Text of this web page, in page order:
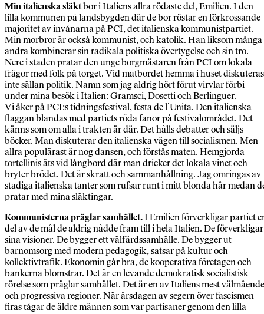
Min italienska släktbor i Italiens allra rödaste del, Emilien. I den
lilla kommunen på landsbygden där de bor röstar en förkrossande
majoritet av invånarna på PCI, det italienska kommunistpartiet.
Min morbror är också kommunist, och katolik. Han liksom många
andra kombinerar sin radikala politiska övertygelse och sin tro.
Nere i staden pratar den unge borgmästaren från PCI om lokala
frågor med folk på torget. Vid matbordet hemma i huset diskuteras
inte sällan politik. Namn som jag aldrig hört förut virvlar förbi
under mina besök i Italien: Gramsci, Dosetti och Berlinguer.
Vi åker på PCI:s tidningsfestival, festa de l’Unita. Den italienska
flaggan blandas med partiets röda fanor på festivalområdet. Det
känns som om alla i trakten är där. Det hålls debatter och säljs
böcker. Man diskuterar den italienska vägen till socialismen. Men
allra populärast är nog dansen, och förstås maten. Hemgjorda
tortellinis äts vid långbord där man dricker det lokala vinet och
bryter brödet. Det är skratt och sammanhållning. Jag omringas av
stadiga italienska tanter som rufsar runt i mitt blonda hår medan
pratar med mina släktingar.
Kommunisterna präglar samhället.I Emilien förverkligar partiet
del av de mål de aldrig nådde fram till i hela Italien. De förverkligar
sina visioner. De bygger ett välfärdssamhälle. De bygger ut
barnomsorg med modern pedagogik, satsar på kultur och
kollektivtrafik. Ekonomin går bra, de kooperativa företagen och
bankerna blomstrar. Det är en levande demokratisk socialistisk
rörelse som präglar samhället. Det är en av Italiens mest välmående
och progressiva regioner. När årsdagen av segern över fascismen
firas tågar de äldre männen som var partisaner genom den lilla